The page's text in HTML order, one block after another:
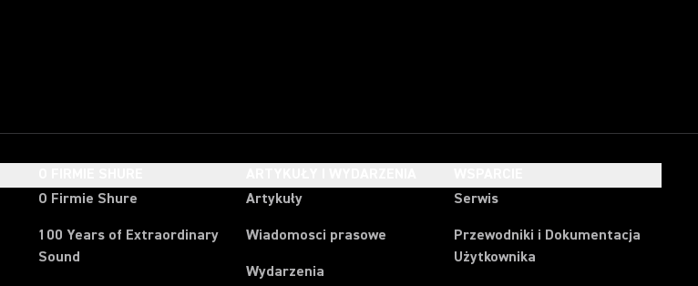
O Firmie Shure
100 Years of Extraordinary
Sound
Artykuły
Wiadomosci prasowe
Wydarzenia
Serwis
Przewodniki i Dokumentacja
Użytkownika